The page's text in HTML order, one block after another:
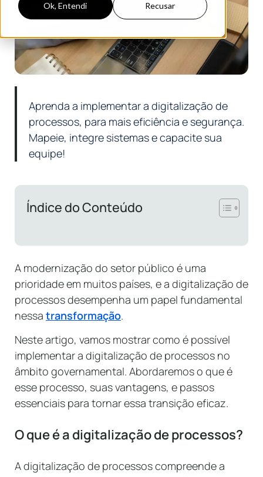
Ok, Entendi Recusar
Aprenda a implementar a digitalização de
processos, para mais eficiência e segurança.
Mapeie, integre sistemas e capacite sua
equipe!
Índice do Conteúdo
A modernização do setor público é uma
prioridade em muitos países, e a digitalização de
processos desempenha um papel fundamental
nessa transformação.
Neste artigo, vamos mostrar como é possível
implementar a digitalização de processos no
âmbito governamental. Abordaremos o que é
esse processo, suas vantagens, e passos
essenciais para tornar essa transição eficaz.
O que é a digitalização de processos?
A digitalização de processos compreende a